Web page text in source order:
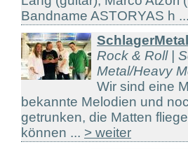
Bandname ASTORYAS h ...
SchlagerMetall
Rock & Roll |
Metal/Heavy
Wir sind eine
bekannte Melodien und
getrunken, die Matten
können ... > weiter